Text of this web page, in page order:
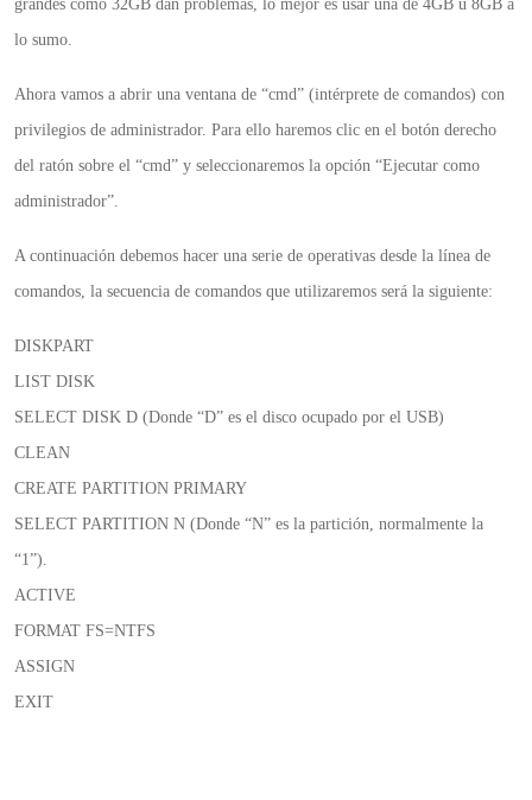
grandes como 32GB dan problemas, lo mejor es usar una de 4GB u 8GB a
lo sumo.
Ahora vamos a abrir una ventana de “cmd” (intérprete de comandos) con
privilegios de administrador. Para ello haremos clic en el botón derecho
del ratón sobre el “cmd” y seleccionaremos la opción “Ejecutar como
administrador”.
A continuación debemos hacer una serie de operativas desde la línea de
comandos, la secuencia de comandos que utilizaremos será la siguiente:
DISKPART
LIST DISK
SELECT DISK D (Donde “D” es el disco ocupado por el USB)
CLEAN
CREATE PARTITION PRIMARY
SELECT PARTITION N (Donde “N” es la partición, normalmente la
“1”).
ACTIVE
FORMAT FS=NTFS
ASSIGN
EXIT